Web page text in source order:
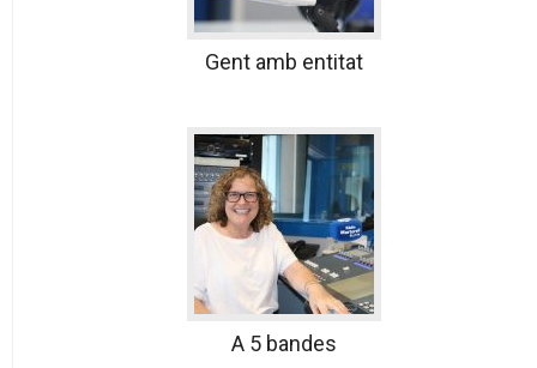
Gent amb entitat
A 5 bandes